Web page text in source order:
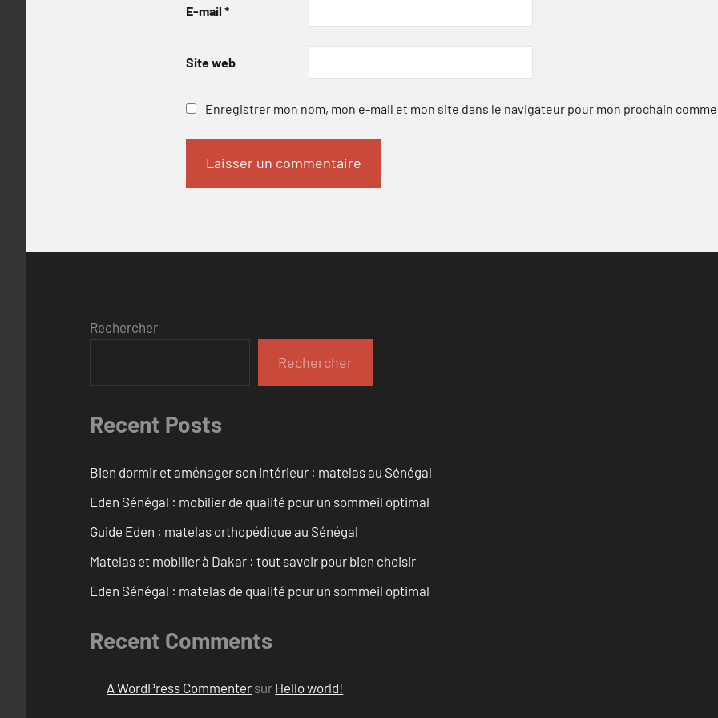
E-mail *
Site web
Enregistrer mon nom, mon e-mail et mon site dans le navigateur pour mon prochain
Rechercher
Rechercher
Recent Posts
Bien dormir et aménager son intérieur : matelas au Sénégal
Eden Sénégal : mobilier de qualité pour un sommeil optimal
Guide Eden : matelas orthopédique au Sénégal
Matelas et mobilier à Dakar : tout savoir pour bien choisir
Eden Sénégal : matelas de qualité pour un sommeil optimal
Recent Comments
A WordPress Commenter sur Hello world!